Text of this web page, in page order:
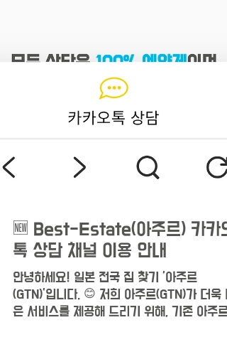
🆕 Best-Estate(아주르) 카카오
톡 상담 채널 이용 안내
안녕하세요! 일본 전국 집 찾기 '아주르